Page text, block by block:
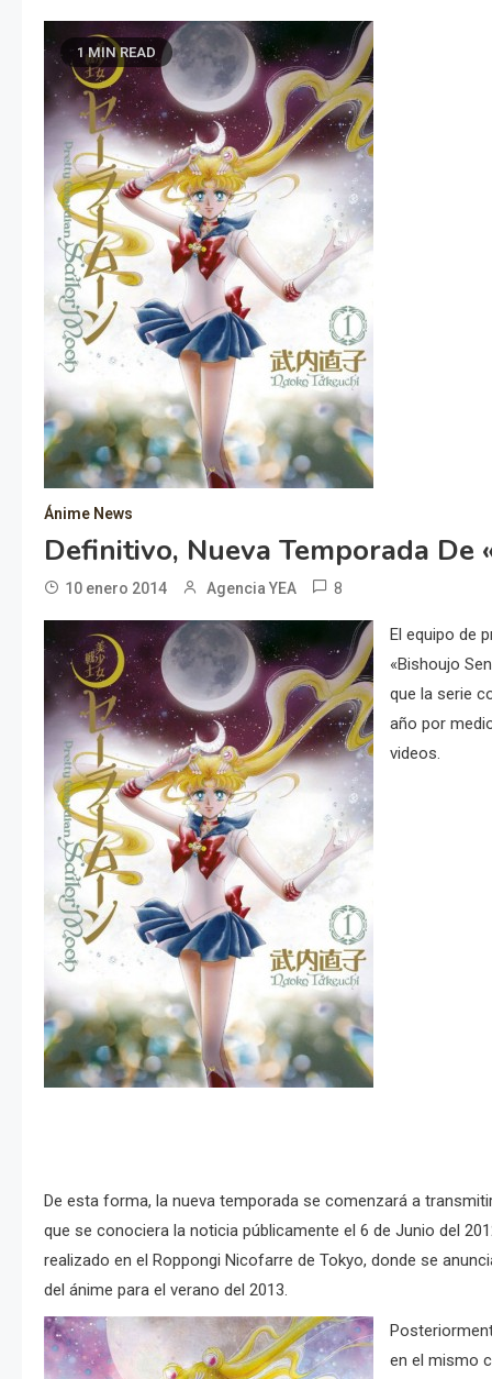
1 MIN READ
Ánime News
Definitivo, Nueva Temporada De
10 enero 2014 Agencia YEA 8
El equipo de
«Bishoujo
que la serie
año por
videos.
De esta forma, la nueva temporada se comenzará a
que se conociera la noticia públicamente el 6 de Junio del
realizado en el Roppongi Nicofarre de Tokyo, donde se
del ánime para el verano del 2013.
en el mismo